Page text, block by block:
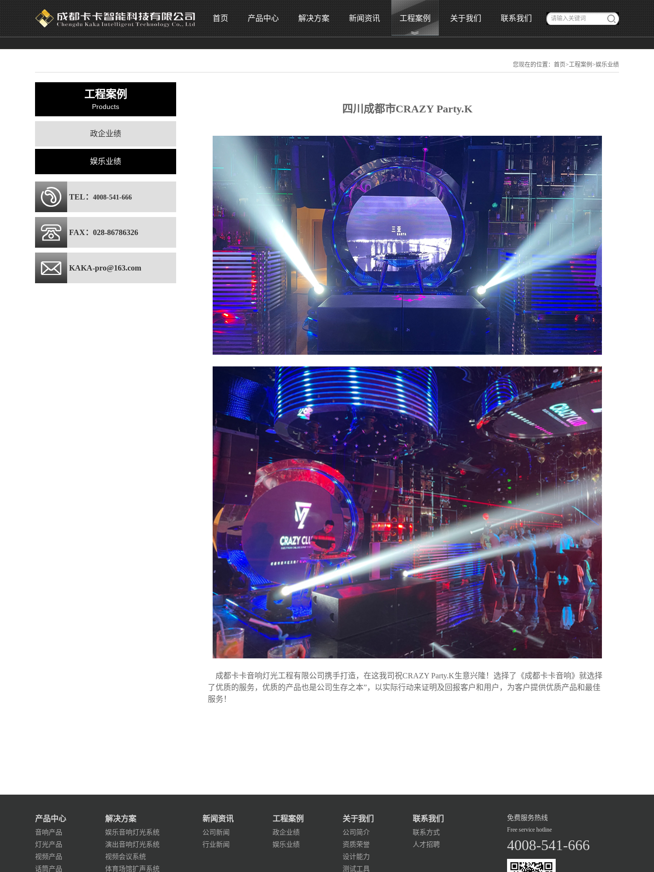
首页 产品中心 解决方案 新闻资讯 工程案例 关于我们 联系我们
您现在的位置： 首页>工程案例 >娱乐业绩
工程案例
Products
政企业绩
娱乐业绩
TEL： 4008-541-666
FAX：028-86786326
KAKA-pro@163.com
四川成都市CRAZY Party.K
成都卡卡音响灯光工程有限公司携手打造，在这我司祝CRAZY Party.K生意兴隆！选择了《成都卡卡音响》就选择
了优质的服务，优质的产品也是公司生存之本”，以实际行动来证明及回报客户和用户，为客户提供优质产品和最佳
服务！
免费服务热线
Free service hotline
4008-541-666
产品中心
音响产品
灯光产品
视频产品
话筒产品
解决方案
娱乐音响灯光系统
演出音响灯光系统
视频会议系统
体育场馆扩声系统
新闻资讯
公司新闻
行业新闻
工程案例
政企业绩
娱乐业绩
关于我们
公司简介
资质荣誉
设计能力
测试工具
联系我们
联系方式
人才招聘